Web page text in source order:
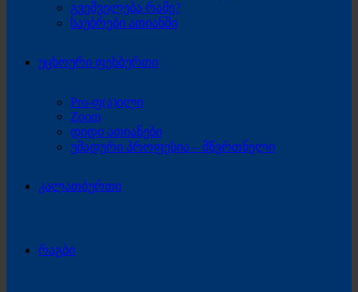
გვეშველება რამე?
საუბრები ათიანში
უცხოური ფეხბურთი
Pro-ფ(ა)ილი
Zoom
დიდი ათიანები
უმადური პროფესია – მწვრთნელი
კალათბურთი
რაგბი